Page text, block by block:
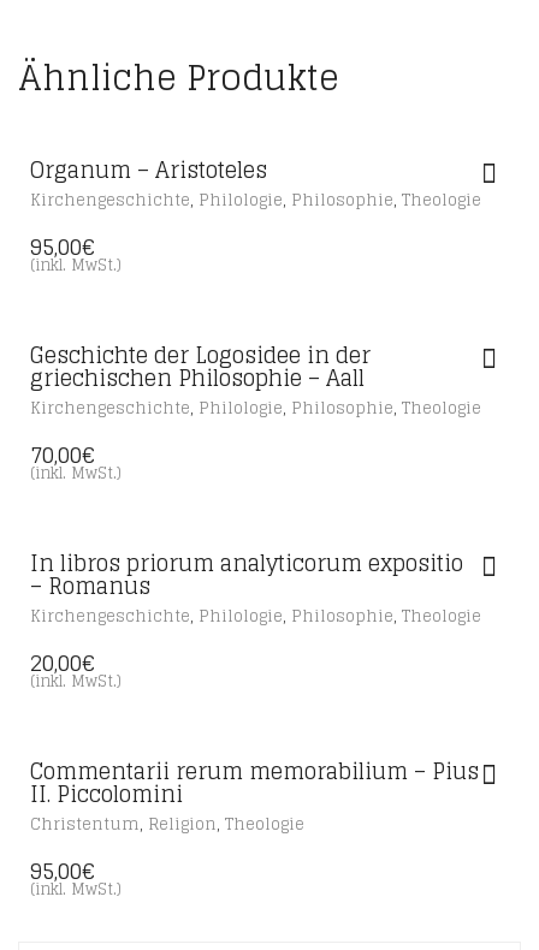
Ähnliche Produkte
Organum – Aristoteles
Kirchengeschichte, Philologie, Philosophie, Theologie
95,00€
(inkl. MwSt.)
Geschichte der Logosidee in der
griechischen Philosophie – Aall
Kirchengeschichte, Philologie, Philosophie, Theologie
70,00€
(inkl. MwSt.)
In libros priorum analyticorum expositio
– Romanus
Kirchengeschichte, Philologie, Philosophie, Theologie
20,00€
(inkl. MwSt.)
Commentarii rerum memorabilium – Pius
II. Piccolomini
Christentum, Religion, Theologie
95,00€
(inkl. MwSt.)